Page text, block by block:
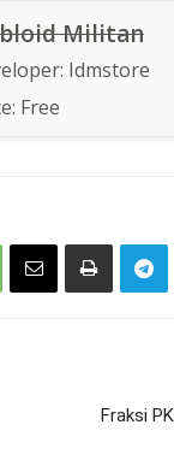
Militan
Idmstore
Free
Fraksi